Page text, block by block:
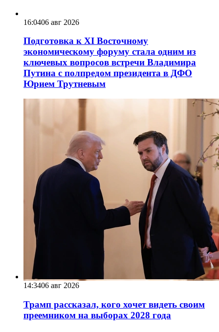
16:0406 авг 2026
Подготовка к XI Восточному
экономическому форуму стала одним из
ключевых вопросов встречи Владимира
Путина с полпредом президента в ДФО
Юрием Трутневым
14:3406 авг 2026
Трамп рассказал, кого хочет видеть своим
преемником на выборах 2028 года